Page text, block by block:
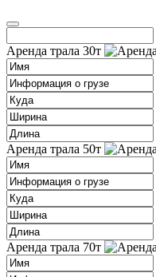
Аренда трала 30т
Аренда трала 50т
Аренда трала 70т